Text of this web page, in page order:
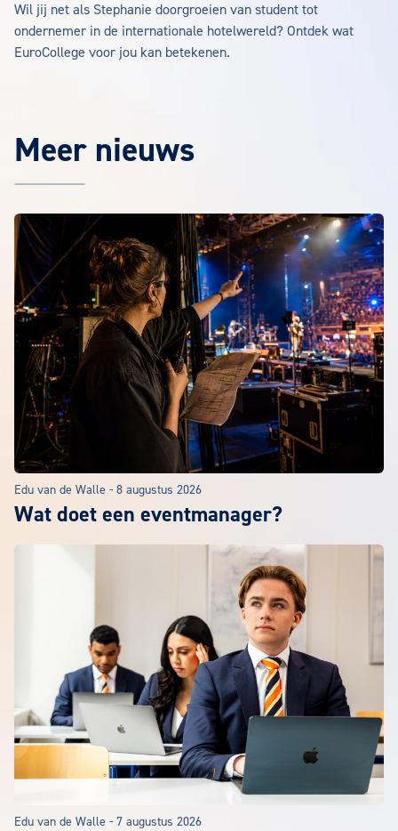
Wil jij net als Stephanie doorgroeien van student tot
ondernemer in de internationale hotelwereld? Ontdek wat
EuroCollege voor jou kan betekenen.
Meer nieuws
Edu van de Walle - 8 augustus 2026
Wat doet een eventmanager?
Edu van de Walle - 7 augustus 2026